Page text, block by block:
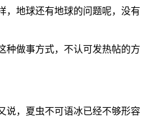
，地球还有地球的问题呢，没有
种做事方式，不认可发热帖的方
说，夏虫不可语冰已经不够形容